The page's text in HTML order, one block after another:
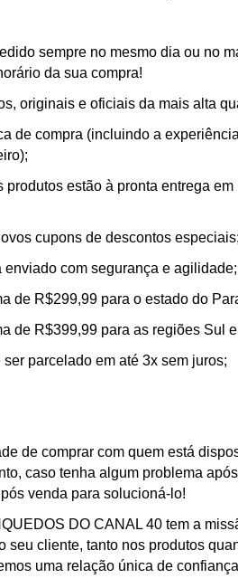
sempre no mesmo dia ou no
da sua compra!
originais e oficiais da mais alta
de compra (incluindo a
produtos estão à pronta entrega
cupons de descontos especiais;
enviado com segurança e agilidade;
de R$299,99 para o estado do
de R$399,99 para as regiões Sul
parcelado em até 3x sem juros;
de comprar com quem está
caso tenha algum problema
venda para solucioná-lo!
DO CANAL 40 tem a
seu cliente, tanto nos produtos
uma relação única de